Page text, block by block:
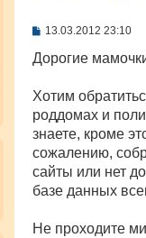
С
о
б
е
и
е
13.03.2012 23:10
Дорогие
Хотим
роддомах и
знаете, кроме
сожалению,
сайты или нет
базе данных
Не проходите